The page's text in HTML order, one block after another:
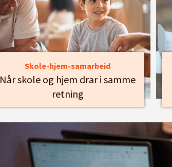
Skole-hjem-samarbeid
Når skole og hjem drar i samme
retning